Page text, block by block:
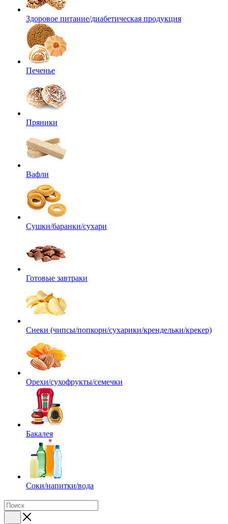
Здоровое питание/диабетическая продукция
Печенье
Пряники
Вафли
Сушки/баранки/сухари
Готовые завтраки
Снеки (чипсы/попкорн/сухарики/крендельки/крекер)
Орехи/сухофрукты/семечки
Бакалея
Соки/напитки/вода